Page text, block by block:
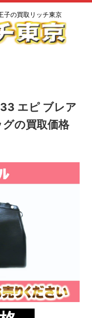
子の買取リッチ東京
エピ ブレア
の買取価格